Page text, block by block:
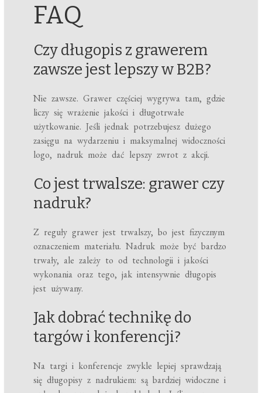
FAQ
Czy długopis z grawerem
zawsze jest lepszy w B2B?
Nie zawsze. Grawer częściej wygrywa tam, gdzie
liczy się wrażenie jakości i długotrwałe
użytkowanie. Jeśli jednak potrzebujesz dużego
zasięgu na wydarzeniu i maksymalnej widoczności
logo, nadruk może dać lepszy zwrot z akcji.
Co jest trwalsze: grawer czy
nadruk?
Z reguły grawer jest trwalszy, bo jest fizycznym
oznaczeniem materiału. Nadruk może być bardzo
trwały, ale zależy to od technologii i jakości
wykonania oraz tego, jak intensywnie długopis
jest używany.
Jak dobrać technikę do
targów i konferencji?
Na targi i konferencje zwykle lepiej sprawdzają
się długopisy z nadrukiem: są bardziej widoczne i